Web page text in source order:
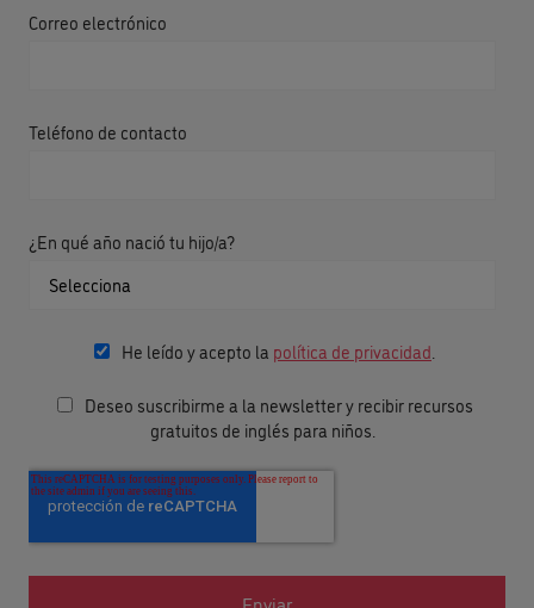
Correo electrónico
Teléfono de contacto
¿En qué año nació tu hijo/a?
He leído y acepto la política de privacidad.
Deseo suscribirme a la newsletter y recibir recursos
gratuitos de inglés para niños.